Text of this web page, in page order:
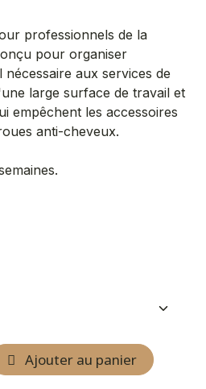
professionnels de la
pour organiser
aux services de
large surface de travail et
empêchent les accessoires
anti-cheveux.
Ajouter au panier